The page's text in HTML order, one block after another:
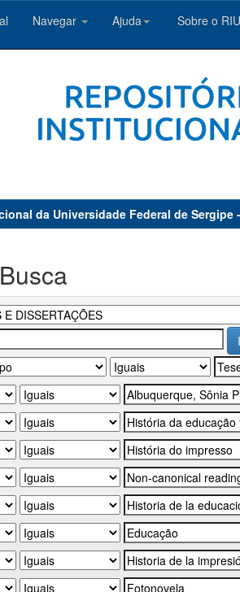
Navegar Ajuda Sobre o
da Universidade Federal de Sergipe